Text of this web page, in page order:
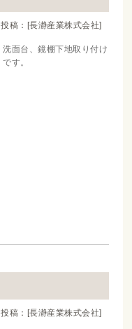
投稿：[長瀞産業株式会社]
洗面台、鏡棚下地取り付け
です。
投稿：[長瀞産業株式会社]